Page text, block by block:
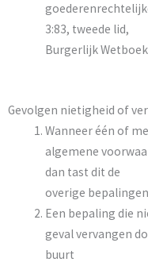
3:83, tweede lid,
Burgerlijk
Gevolgen nietigheid of
Wanneer één of
algemene
dan tast dit de
overige
Een bepaling die
geval vervangen
buurt